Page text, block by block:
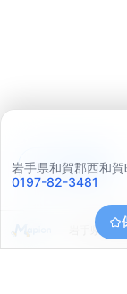
岩手県和賀郡西和
0197-82-3481
岩手県和
アプリで見る